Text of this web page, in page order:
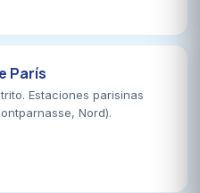
París
Estaciones parisinas
Nord).